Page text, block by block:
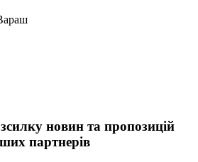
новин та пропозицій
партнерів